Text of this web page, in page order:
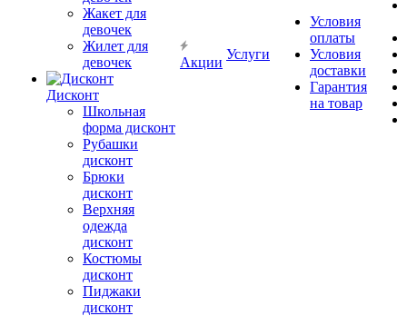
Жакет для
девочек
Жилет для
девочек
Дисконт
Школьная
форма дисконт
Рубашки
дисконт
Брюки
дисконт
Верхняя
одежда
дисконт
Костюмы
дисконт
Пиджаки
дисконт
Акции
Услуги
Условия
оплаты
Условия
доставки
Гарантия
на товар